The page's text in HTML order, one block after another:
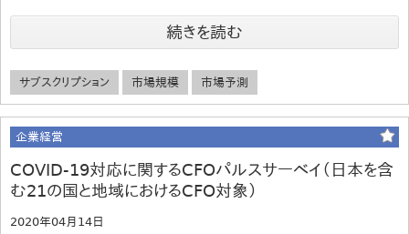
続きを読む
サブスクリプション 市場規模 市場予測
企業経営
COVID-19対応に関するCFOパルスサーベイ（日本を含
む21の国と地域におけるCFO対象）
2020年04月14日